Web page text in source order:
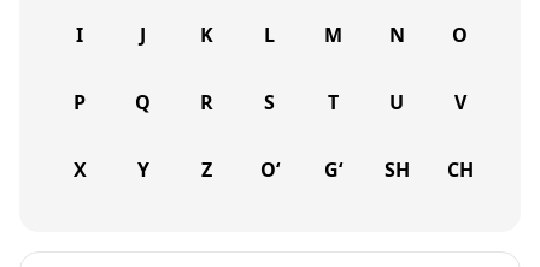
I J K L M N O
P Q R S T U V
X Y Z O‘ G‘ SH CH